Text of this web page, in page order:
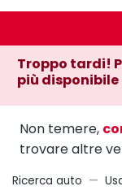
Troppo tardi!
più disponibile
Non temere,
trovare altre
Ricerca auto